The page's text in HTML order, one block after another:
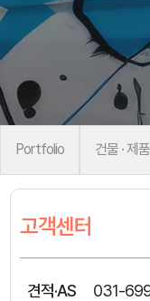
Portfolio 건물 · 제
고객센터
견적·AS
031-